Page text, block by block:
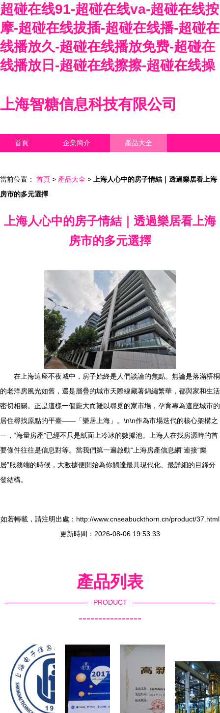
超碰在线91-超碰在线va-超碰在线按
摩-超碰在线拔插-超碰在线播-超碰在
线播放久-超碰在线播放免费-超碰在
线播放日-超碰在线擦擦-超碰在线操
上海智糖信息科技有限公司
首頁 企業簡介 產品大全
當前位置： 首頁 > 產品大全 >
上海人心中的房子情結｜透過樂居看上海
房市的多元選擇
上海人心中的房子情結｜透過樂居看上海
房市的多元選擇
在上海這座不夜城中，房子始終是人們談論的焦點。無論是落滿梧桐
的老洋房風光如舊，還是層疊的城市天際線藏著錦繡繁華，都與家和生活
密切相關。正是這樣一個龐大而難以尋覓的家市場，孕育專為這座城市的
居住尋找原點的平臺——「樂居上海」。\n\n作為市場迭代的核心架構之
一，“海量房產”已經不只是紙面上冷冰的數據池。上海人在找房源時的首
要條件往往是信息對等。當我們第一遍啟動“上海房產信息網”連接“樂
居”服務端的時候，大數據便開始為你觸達最具現代化、最詳細的目錄分
發結構。
如若轉載，請注明出處：http://www.cnseabuckthorn.cn/product/37.html
更新時間：2026-08-06 19:53:33
產品列表
PRODUCT
----------------